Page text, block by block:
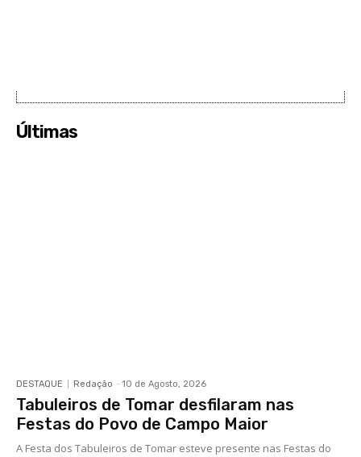
Últimas
DESTAQUE Redação - 10 de Agosto, 2026
Tabuleiros de Tomar desfilaram nas
Festas do Povo de Campo Maior
A Festa dos Tabuleiros de Tomar esteve presente nas Festas do